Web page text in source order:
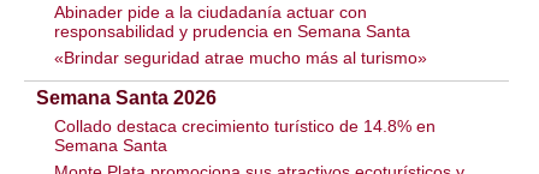
Abinader pide a la ciudadanía actuar con
responsabilidad y prudencia en Semana Santa
«Brindar seguridad atrae mucho más al turismo»
Semana Santa 2026
Collado destaca crecimiento turístico de 14.8% en
Semana Santa